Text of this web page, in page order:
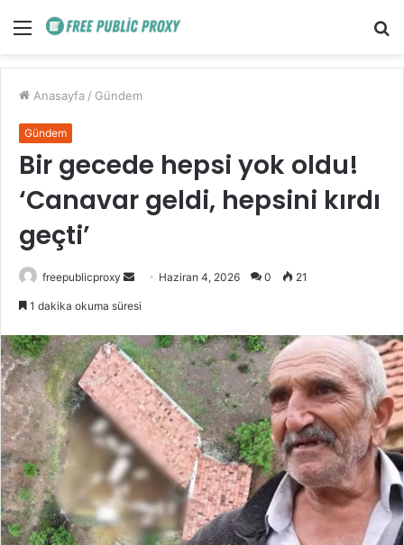
Menü
Anasayfa / Gündem
Gündem
Bir gecede hepsi yok oldu!
‘Canavar geldi, hepsini kırdı
geçti’
freepublicproxy
Bir
göndermek
Haziran 4, 2026 0 21
1 dakika okuma süresi